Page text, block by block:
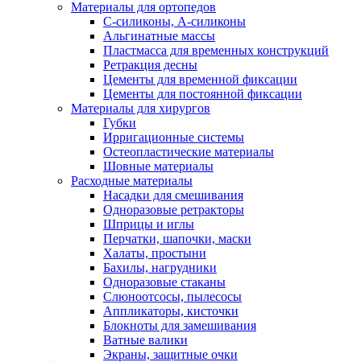
Материалы для ортопедов
C-силиконы, А-силиконы
Альгинатные массы
Пластмасса для временных конструкций
Ретракция десны
Цементы для временной фиксации
Цементы для постоянной фиксации
Материалы для хирургов
Губки
Ирригационные системы
Остеопластические материалы
Шовные материалы
Расходные материалы
Насадки для смешивания
Одноразовые ретракторы
Шприцы и иглы
Перчатки, шапочки, маски
Халаты, простыни
Бахилы, нагрудники
Одноразовые стаканы
Слюноотсосы, пылесосы
Аппликаторы, кисточки
Блокноты для замешивания
Ватные валики
Экраны, защитные очки